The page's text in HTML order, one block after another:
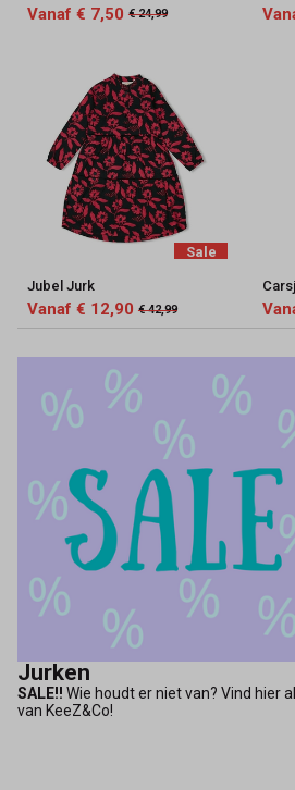
Vanaf € 7,50 € 24,99
Sale
Jubel Jurk
Vanaf € 12,90 € 42,99
Jurken
SALE!! Wie houdt er niet van? Vind hier
van KeeZ&Co!